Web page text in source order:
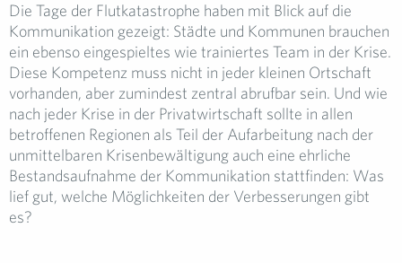
Die Tage der Flutkatastrophe haben mit Blick auf die
Kommunikation gezeigt: Städte und Kommunen brauchen
ein ebenso eingespieltes wie trainiertes Team in der Krise.
Diese Kompetenz muss nicht in jeder kleinen Ortschaft
vorhanden, aber zumindest zentral abrufbar sein. Und wie
nach jeder Krise in der Privatwirtschaft sollte in allen
betroffenen Regionen als Teil der Aufarbeitung nach der
unmittelbaren Krisenbewältigung auch eine ehrliche
Bestandsaufnahme der Kommunikation stattfinden: Was
lief gut, welche Möglichkeiten der Verbesserungen gibt
es?